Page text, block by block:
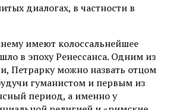
диалогах, в частности в
имеют колоссальнейшее
в эпоху Ренессанса. Одним из
Петрарку можно назвать отцом
гуманистом и первым из
период, а именно у